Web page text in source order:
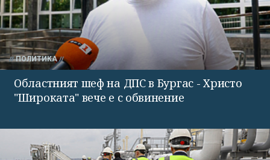
ПОЛИТИКА
Областният шеф на ДПС в Бургас - Христо
"Широката" вече е с обвинение